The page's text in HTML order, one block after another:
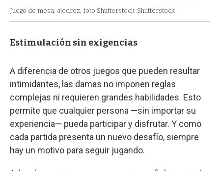
Juego de mesa, ajedrez, foto Shutterstock Shutterstock
Estimulación sin exigencias
A diferencia de otros juegos que pueden resultar
intimidantes, las damas no imponen reglas
complejas ni requieren grandes habilidades. Esto
permite que cualquier persona —sin importar su
experiencia— pueda participar y disfrutar. Y como
cada partida presenta un nuevo desafío, siempre
hay un motivo para seguir jugando.